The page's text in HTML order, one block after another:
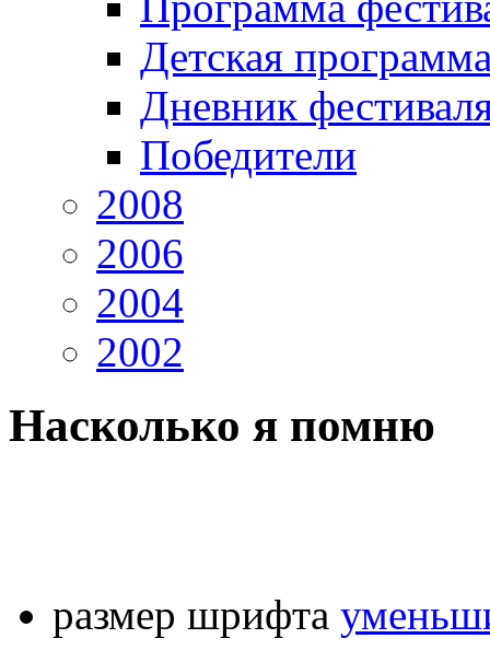
Детская
Дневник
Победители
2008
2006
2004
2002
Насколько я помню
размер шрифта